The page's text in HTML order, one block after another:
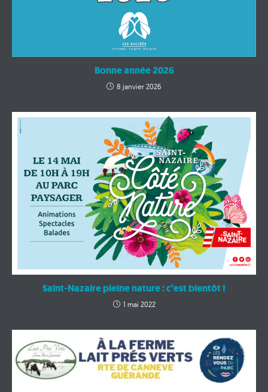
Bonne année 2026
8 janvier 2026
Saint-Nazaire pleine nature : c’est bientôt !
1 mai 2022